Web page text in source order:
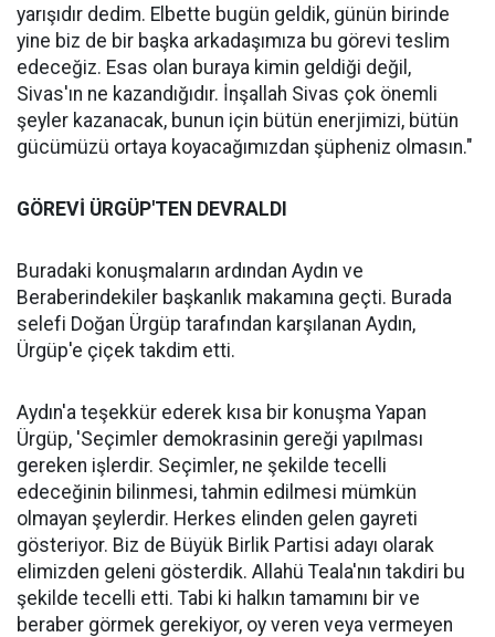
yarışıdır dedim. Elbette bugün geldik, günün birinde
yine biz de bir başka arkadaşımıza bu görevi teslim
edeceğiz. Esas olan buraya kimin geldiği değil,
Sivas'ın ne kazandığıdır. İnşallah Sivas çok önemli
şeyler kazanacak, bunun için bütün enerjimizi, bütün
gücümüzü ortaya koyacağımızdan şüpheniz olmasın."
GÖREVİ ÜRGÜP'TEN DEVRALDI
Buradaki konuşmaların ardından Aydın ve
Beraberindekiler başkanlık makamına geçti. Burada
selefi Doğan Ürgüp tarafından karşılanan Aydın,
Ürgüp'e çiçek takdim etti.
Aydın'a teşekkür ederek kısa bir konuşma Yapan
Ürgüp, 'Seçimler demokrasinin gereği yapılması
gereken işlerdir. Seçimler, ne şekilde tecelli
edeceğinin bilinmesi, tahmin edilmesi mümkün
olmayan şeylerdir. Herkes elinden gelen gayreti
gösteriyor. Biz de Büyük Birlik Partisi adayı olarak
elimizden geleni gösterdik. Allahü Teala'nın takdiri bu
şekilde tecelli etti. Tabi ki halkın tamamını bir ve
beraber görmek gerekiyor, oy veren veya vermeyen